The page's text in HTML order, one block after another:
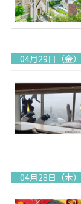
04月29日（金）
04月28日（木）